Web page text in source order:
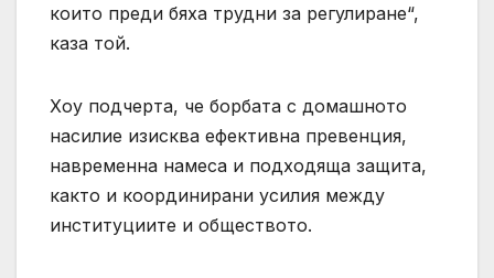
които преди бяха трудни за регулиране“,
каза той.
Хоу подчерта, че борбата с домашното
насилие изисква ефективна превенция,
навременна намеса и подходяща защита,
както и координирани усилия между
институциите и обществото.